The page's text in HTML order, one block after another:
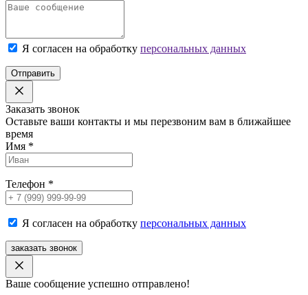
Я согласен на обработку персональных данных
Отправить
Заказать звонок
Оставьте ваши контакты и мы перезвоним вам в ближайшее
время
Имя *
Телефон *
Я согласен на обработку персональных данных
заказать звонок
Ваше сообщение успешно отправлено!